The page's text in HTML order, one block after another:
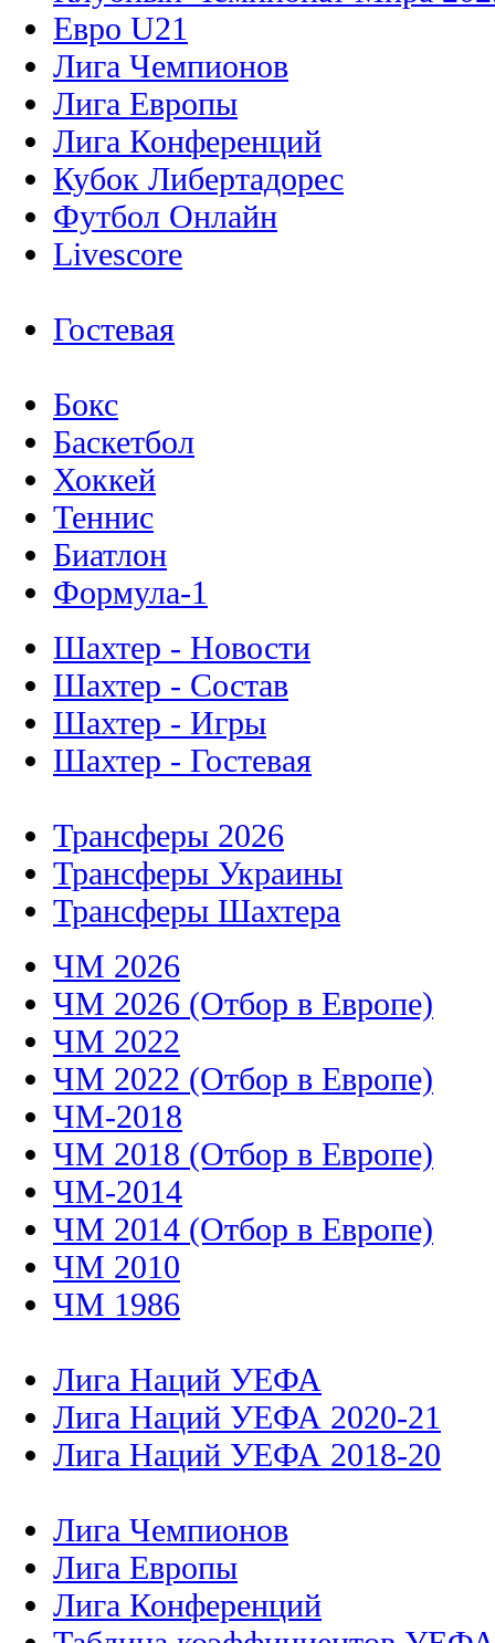
Евро U21
Лига Чемпионов
Лига Европы
Лига Конференций
Кубок Либертадорес
Футбол Онлайн
Livescore
Гостевая
Бокс
Баскетбол
Хоккей
Теннис
Биатлон
Формула-1
Шахтер - Новости
Шахтер - Состав
Шахтер - Игры
Шахтер - Гостевая
Трансферы 2026
Трансферы Украины
Трансферы Шахтера
ЧМ 2026
ЧМ 2026 (Отбор в Европе)
ЧМ 2022
ЧМ 2022 (Отбор в Европе)
ЧМ-2018
ЧМ 2018 (Отбор в Европе)
ЧМ-2014
ЧМ 2014 (Отбор в Европе)
ЧМ 2010
ЧМ 1986
Лига Наций УЕФА
Лига Наций УЕФА 2020-21
Лига Наций УЕФА 2018-20
Лига Чемпионов
Лига Европы
Лига Конференций